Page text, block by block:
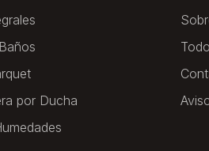
por Ducha